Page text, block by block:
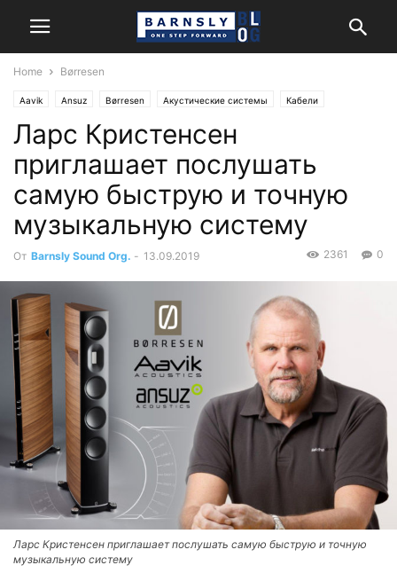
Home Børresen
Aavik Ansuz Børresen Акустические системы Кабели
Компоненты Новости
Ларс Кристенсен
приглашает послушать
самую быструю и точную
музыкальную систему
От Barnsly Sound Org. - 13.09.2019 0
2361
Ларс Кристенсен приглашает послушать самую быструю и точную
музыкальную систему